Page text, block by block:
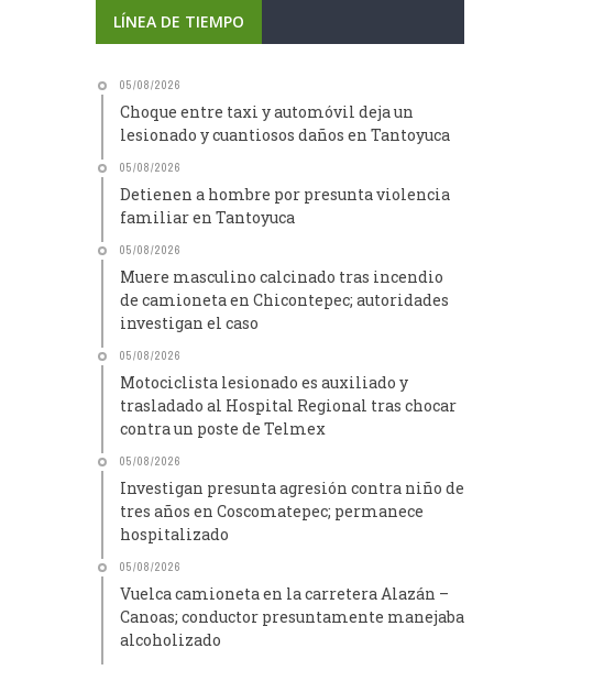
LÍNEA DE TIEMPO
05/08/2026
Choque entre taxi y automóvil deja un
lesionado y cuantiosos daños en Tantoyuca
05/08/2026
Detienen a hombre por presunta violencia
familiar en Tantoyuca
05/08/2026
Muere masculino calcinado tras incendio
de camioneta en Chicontepec; autoridades
investigan el caso
05/08/2026
Motociclista lesionado es auxiliado y
trasladado al Hospital Regional tras chocar
contra un poste de Telmex
05/08/2026
Investigan presunta agresión contra niño de
tres años en Coscomatepec; permanece
hospitalizado
05/08/2026
Vuelca camioneta en la carretera Alazán –
Canoas; conductor presuntamente manejaba
alcoholizado